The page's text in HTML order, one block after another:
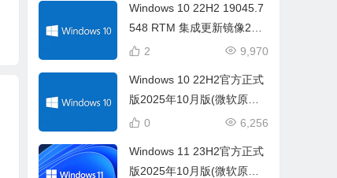
Windows 10 22H2 19045.7
548 RTM 集成更新镜像22in
1(2026年07月)
9,970
2
Windows 10 22H2官方正式
版2025年10月版(微软原版I
SO镜像)
6,256
0
Windows 11 23H2官方正式
版2025年10月版(微软原版I